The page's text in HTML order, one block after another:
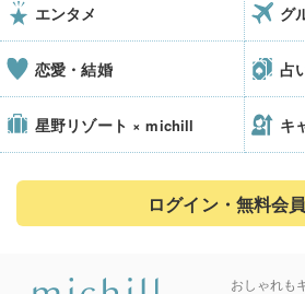
エンタメ グ
恋愛・結婚 占
星野リゾート × michill キ
ログイン・無料会
おしゃれも